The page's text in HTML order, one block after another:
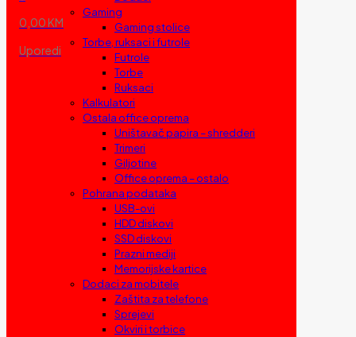
0,00 KM
Uporedi
Gaming
Gaming stolice
Torbe, ruksaci i futrole
Futrole
Torbe
Ruksaci
Kalkulatori
Ostala office oprema
Uništavač papira – shredderi
Trimeri
Giljotine
Office oprema – ostalo
Pohrana podataka
USB-ovi
HDD diskovi
SSD diskovi
Prazni mediji
Memorijske kartice
Dodaci za mobitele
Zaštita za telefone
Sprejevi
Okviri i torbice